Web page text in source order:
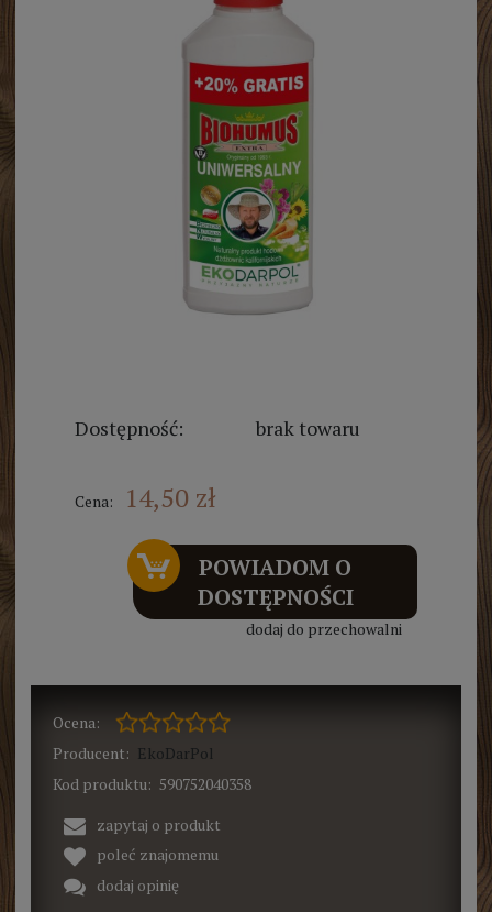
Dostępność: brak towaru
Cena: 14,50 zł
POWIADOM O
DOSTĘPNOŚCI
dodaj do przechowalni
Ocena:
Producent: EkoDarPol
Kod produktu: 590752040358
zapytaj o produkt
poleć znajomemu
dodaj opinię